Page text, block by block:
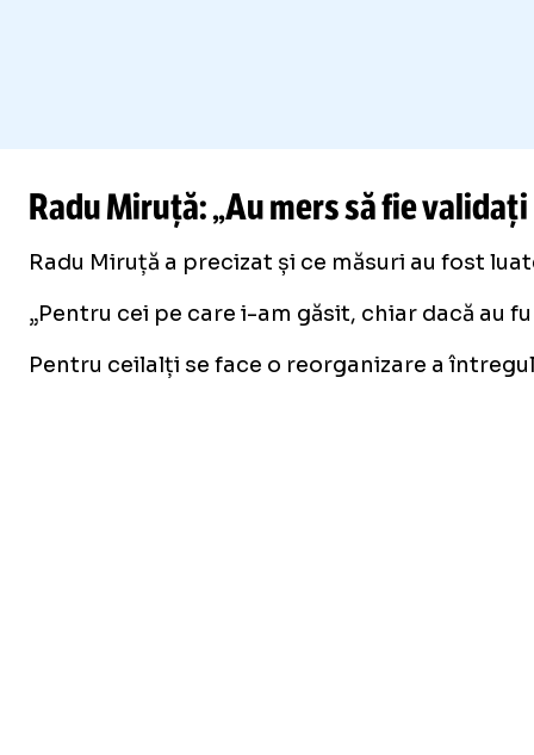
Radu Miruță: „Au mers să fie validați
Radu Miruță a precizat și ce măsuri au fost
„Pentru cei pe care i-am găsit, chiar dacă au
Pentru ceilalți se face o reorganizare a